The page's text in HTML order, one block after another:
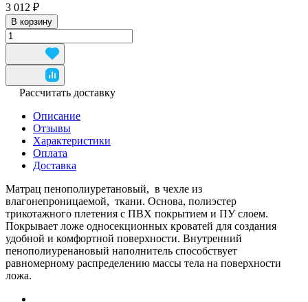
3 012 ₽
В корзину
Рассчитать доставку
Описание
Отзывы
Характеристики
Оплата
Доставка
Матрац пенополиуретановый, в чехле из
влагонепроницаемой, ткани. Основа, полиэстер
трикотажного плетения с ПВХ покрытием и ПУ слоем.
Покрывает ложе односекционных кроватей для создания
удобной и комфортной поверхности. Внутренний
пенополиуренановый наполнитель способствует
равномерному распределению массы тела на поверхности
ложа.